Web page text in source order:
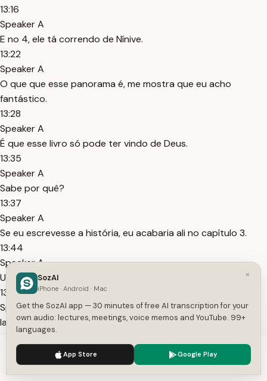
13:16
Speaker A
E no 4, ele tá correndo de Nínive.
13:22
Speaker A
O que que esse panorama é, me mostra que eu acho
fantástico.
13:28
Speaker A
É que esse livro só pode ter vindo de Deus.
13:35
Speaker A
Sabe por quê?
13:37
Speaker A
Se eu escrevesse a história, eu acabaria ali no capítulo 3.
13:44
Speaker A
Uau.
13:45
Speaker A
Ia ficar muito bonita essa história.
Speaker A
Se acaba no capítulo 3, todo mundo levanta no cinema,
We use cookies to enhance your experience.
×
SozAI
iPhone · Android · Mac
Get the SozAI app — 30 minutes of free AI transcription for your
own audio: lectures, meetings, voice memos and YouTube. 99+
languages.
App Store Google Play